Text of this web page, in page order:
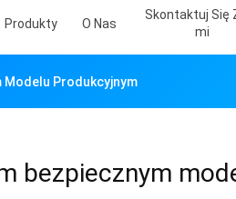
Produkty O Nas
Skontaktuj Się
Mi
Modelu Produkcyjnym
bezpiecznym